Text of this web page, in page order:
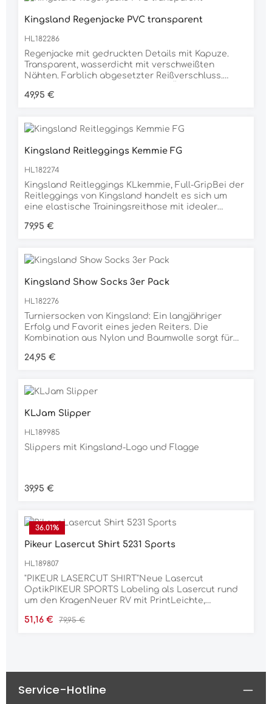
Kingsland Regenjacke PVC transparent
HL182286
Regenjacke mit gedruckten Details mit Kapuze.
Transparent, wasserdicht mit verschweißten
Nähten. Farblich abgesetzter Reißverschluss.
Brustbereich.Unsere Unisex-Artikel können etwas
Polyethylene (EVA)
Regulärer Preis:
49,95 €
Kingsland Reitleggings Kemmie FG
HL182274
Kingsland Reitleggings KLkemmie, Full-GripBei der
Reitleggings von Kingsland handelt es sich um
eine elastische Trainingsreithose mit idealer
Netzgewebeeinsätzen hinter dem Knie und am
besonders atmungsaktiv und schnell trocknend.
Reißverschluss sowie die Kingsland-Logo-
besondere Optik. Das Full-Grip-Muster sorgt
dabei für optimalen Halt. Sie hat ein Kingsland-
Metallanhänger am Bund.Material80 % Nylon, 20 %
ElasthanHandytascheelastischhoher
°Cauf links gedreht waschennicht im Trockner
Regulärer Preis:
79,95 €
Kingsland Show Socks 3er Pack
HL182276
Turniersocken von Kingsland: Ein langjähriger
Erfolg und Favorit eines jeden Reiters. Die
Kombination aus Nylon und Baumwolle sorgt für
Wäschen. Im praktischen 3er-Pack
Regulärer Preis:
24,95 €
KLJam Slipper
HL189985
Slippers mit Kingsland-Logo und Flagge
Regulärer Preis:
39,95 €
36.01%
Pikeur Lasercut Shirt 5231 Sports
HL189807
"PIKEUR LASERCUT SHIRT"Neue Lasercut
OptikPIKEUR SPORTS Labeling als Lasercut rund
um den KragenNeuer RV mit PrintLeichte,
10% ELASTAN
Verkaufspreis:
51,16 € Regulärer Preis:
79,95 €
Service-Hotline